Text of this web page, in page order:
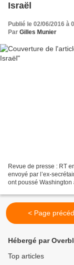
Israël
Publié le 02/06/2016 à
Par Gilles Munier
Revue de presse : RT
envoyé par l’ex-
ont poussé
< Page
Hébergé par
Top articles